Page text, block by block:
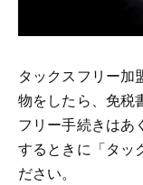
タックスフリー加
物をしたら、免税
フリー手続きはあ
するときに「タッ
ださい。